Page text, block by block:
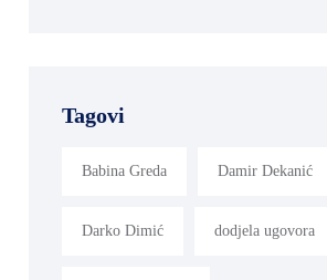
Tagovi
Babina Greda Damir Dekanić
Darko Dimić dodjela ugovora